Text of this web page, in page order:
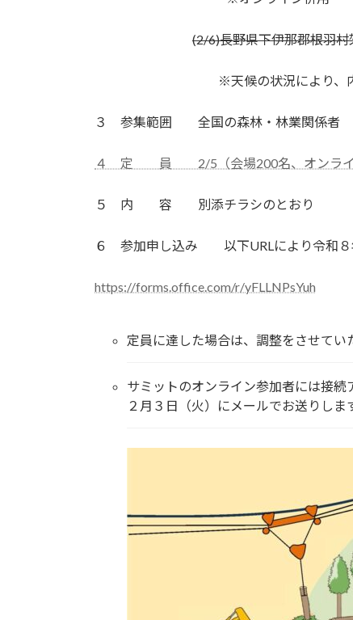
(2/6)長野県下伊那郡根羽村
※天候の状況により、内容変
３ 参集範囲 全国の森林・林業関係者
４ 定 員 2/5（会場200名、オンライン
５ 内 容 別添チラシのとおり
６ 参加申し込み 以下URLにより令和８
https://forms.office.com/r/yFLLNPsYuh
定員に達した場合は、調整をさせてい
サミットのオンライン参加者には接続
２月３日（火）にメールでお送りしま